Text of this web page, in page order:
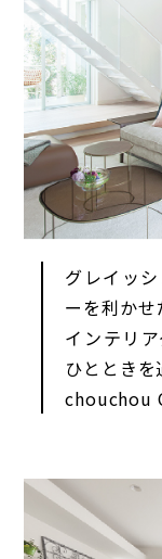
グレイッ
ーを利かせ
インテリ
ひとときを
chouchou